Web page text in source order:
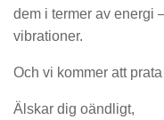
dem i termer av energi
vibrationer.
Och vi kommer att
Älskar dig oändligt,